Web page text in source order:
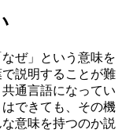
ぜ」という意味を
説明することが難
通言語になってい
できても、その機
意味を持つのか説